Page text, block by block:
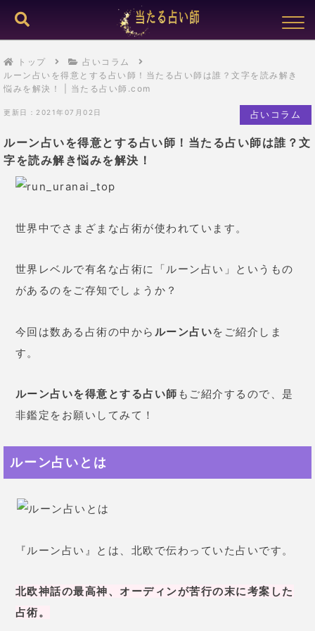
トップ
占いコラム
ルーン占いを得意とする占い師！当たる占い師は誰？文字を読み解き
悩みを解決！ | 当たる占い師.com
更新日：2021年07月02日 占いコラム
ルーン占いを得意とする占い師！当たる占い師は誰？文
字を読み解き悩みを解決！
世界中でさまざまな占術が使われています。
世界レベルで有名な占術に「ルーン占い」というもの
があるのをご存知でしょうか？
今回は数ある占術の中から ルーン占いをご紹介しま
す。
ルーン占いを得意とする占い師 もご紹介するので、是
非鑑定をお願いしてみて！
ルーン占いとは
『ルーン占い』とは、北欧で伝わっていた占いです。
北欧神話の最高神、オーディンが苦行の末に考案した
占術。